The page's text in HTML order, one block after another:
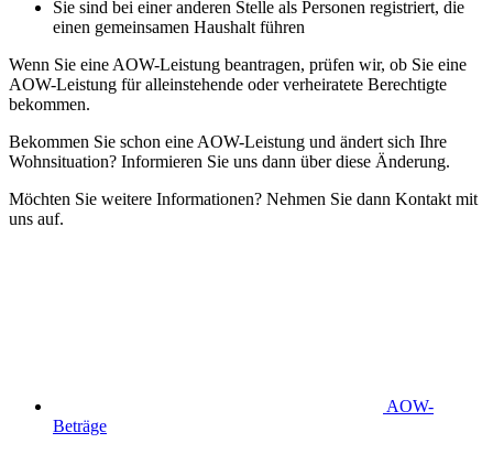
Sie sind bei einer anderen Stelle als Personen registriert, die
einen gemeinsamen Haushalt führen
Wenn Sie eine AOW-Leistung beantragen, prüfen wir, ob Sie eine
AOW-Leistung für alleinstehende oder verheiratete Berechtigte
bekommen.
Bekommen Sie schon eine AOW-Leistung und ändert sich Ihre
Wohnsituation? Informieren Sie uns dann über diese Änderung.
Möchten Sie weitere Informationen? Nehmen Sie dann Kontakt mit
uns auf.
AOW-
Beträge